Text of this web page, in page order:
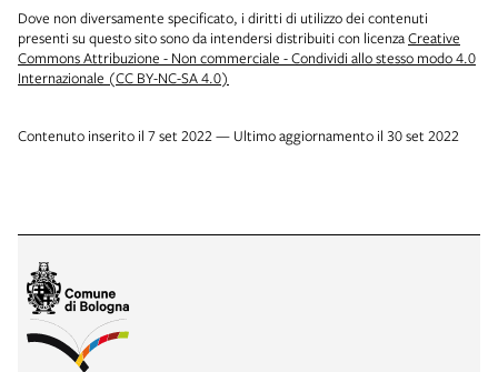
Dove non diversamente specificato, i diritti di utilizzo dei contenuti
presenti su questo sito sono da intendersi distribuiti con licenzaCreative
Commons Attribuzione - Non commerciale - Condividi allo stesso modo 4.0
Internazionale (CC BY-NC-SA 4.0)
Contenuto inserito il 7 set 2022 — Ultimo aggiornamento il 30 set 2022